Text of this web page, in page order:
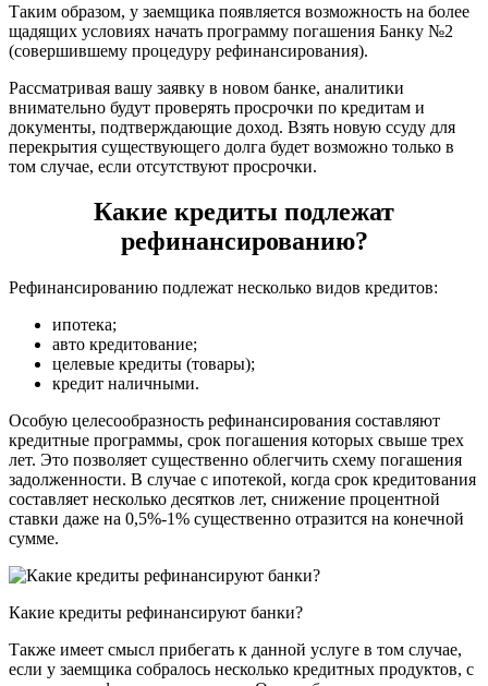
Таким образом, у заемщика появляется возможность на более
щадящих условиях начать программу погашения Банку №2
(совершившему процедуру рефинансирования).
Рассматривая вашу заявку в новом банке, аналитики
внимательно будут проверять просрочки по кредитам и
документы, подтверждающие доход. Взять новую ссуду для
перекрытия существующего долга будет возможно только в
том случае, если отсутствуют просрочки.
Какие кредиты подлежат
рефинансированию?
Рефинансированию подлежат несколько видов кредитов:
ипотека;
авто кредитование;
целевые кредиты (товары);
кредит наличными.
Особую целесообразность рефинансирования составляют
кредитные программы, срок погашения которых свыше трех
лет. Это позволяет существенно облегчить схему погашения
задолженности. В случае с ипотекой, когда срок кредитования
составляет несколько десятков лет, снижение процентной
ставки даже на 0,5%-1% существенно отразится на конечной
сумме.
Какие кредиты рефинансируют банки?
Также имеет смысл прибегать к данной услуге в том случае,
если у заемщика собралось несколько кредитных продуктов, с